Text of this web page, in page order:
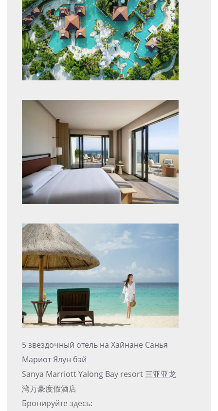
5 звездочный отель на Хайнане Санья
Мариот Ялун бэй
Sanya Marriott Yalong Bay resort 三亚亚龙
湾万豪度假酒店
Бронируйте здесь: